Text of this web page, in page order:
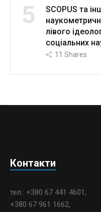
5
SCOPUS та
лівого
соціальних
11 Shares
Контакти
тел.: +380 67 441 4601,
+380 67 961 1662,